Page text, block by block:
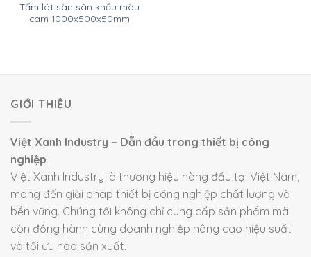
Tấm lót sàn sân khấu màu
cam 1000x500x50mm
GIỚI THIỆU
Việt Xanh Industry – Dẫn đầu trong thiết bị công
nghiệp
Việt Xanh Industry là thương hiệu hàng đầu tại Việt Nam,
mang đến giải pháp thiết bị công nghiệp chất lượng và
bền vững. Chúng tôi không chỉ cung cấp sản phẩm mà
còn đồng hành cùng doanh nghiệp nâng cao hiệu suất
và tối ưu hóa sản xuất.